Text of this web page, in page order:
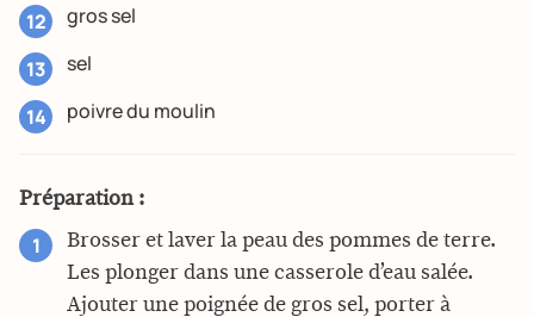
gros sel
sel
poivre du moulin
Préparation :
Brosser et laver la peau des pommes de terre.
Les plonger dans une casserole d’eau salée.
Ajouter une poignée de gros sel, porter à